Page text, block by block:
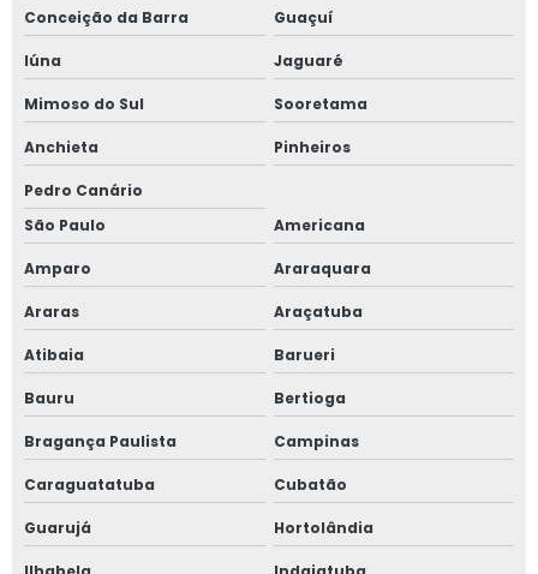
Pedestal de mesa de madeira
Perfil de gôndola preço
Perfil para gôndola
Placa caixa fechado supermercado
Placa de preço açougue
Placas de açougue
Placas de sacolão
Conceição da Barra Guaçuí
Iúna Jaguaré
Mimoso do Sul Sooretama
Anchieta Pinheiros
Pedro Canário
São Paulo
Americana
Amparo Araraquara
Araras Araçatuba
Atibaia Barueri
Bauru Bertioga
Bragança Paulista Campinas
Caraguatatuba Cubatão
Guarujá Hortolândia